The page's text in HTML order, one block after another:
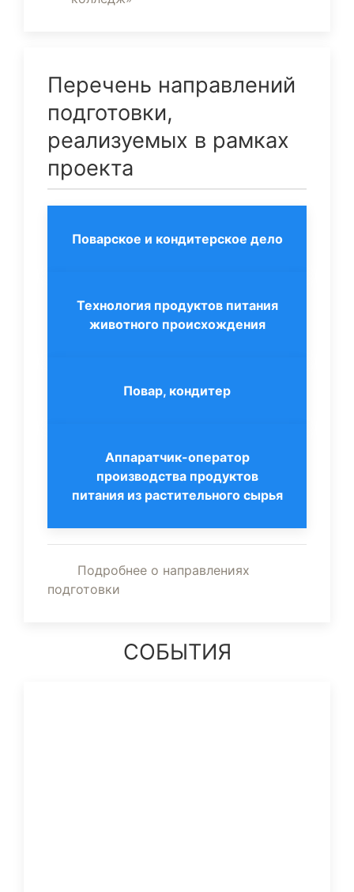
Перечень направлений
подготовки,
реализуемых в рамках
проекта
Поварское и кондитерское дело
Технология продуктов питания
животного происхождения
Повар, кондитер
Аппаратчик-оператор
производства продуктов
питания из растительного сырья
Подробнее о направлениях
подготовки
СОБЫТИЯ